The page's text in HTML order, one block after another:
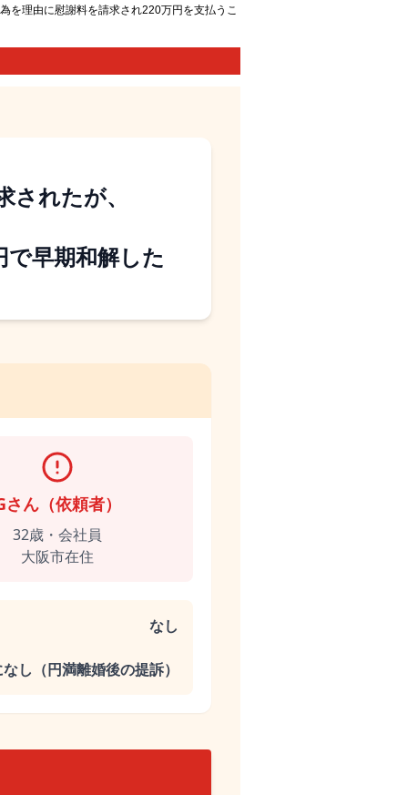
を理由に慰謝料を請求され220万円を支払うこ
れたが、
早期和解した
さん（依頼者）
32歳・会社員
大阪市在住
なし
し（円満離婚後の提訴）